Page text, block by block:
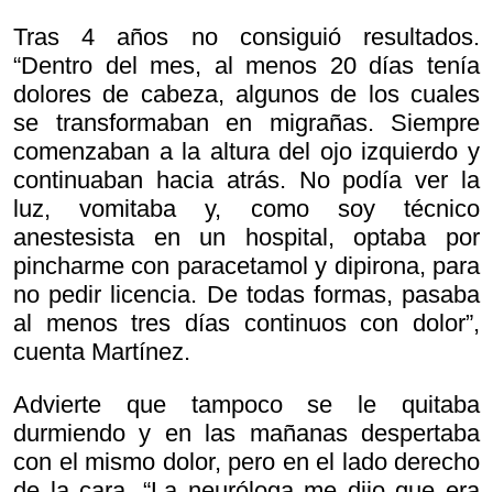
Tras 4 años no consiguió resultados.
“Dentro del mes, al menos 20 días tenía
dolores de cabeza, algunos de los cuales
se transformaban en migrañas. Siempre
comenzaban a la altura del ojo izquierdo y
continuaban hacia atrás. No podía ver la
luz, vomitaba y, como soy técnico
anestesista en un hospital, optaba por
pincharme con paracetamol y dipirona, para
no pedir licencia. De todas formas, pasaba
al menos tres días continuos con dolor”,
cuenta Martínez.
Advierte que tampoco se le quitaba
durmiendo y en las mañanas despertaba
con el mismo dolor, pero en el lado derecho